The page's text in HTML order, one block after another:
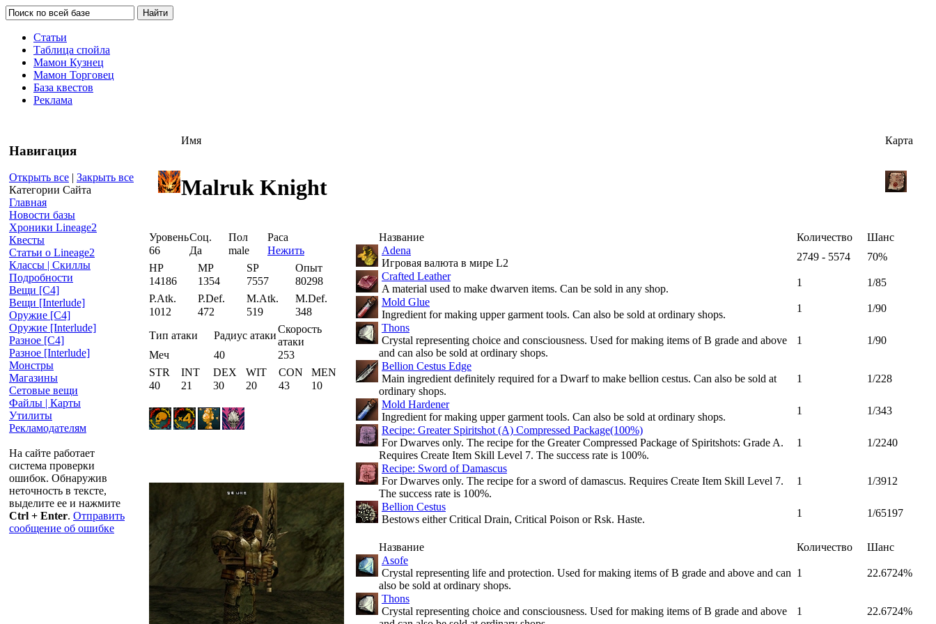
Статьи
Таблица спойла
Мамон Кузнец
Мамон Торговец
База квестов
Реклама
Навигация
Открыть все | Закрыть все
Категории Сайта
Главная
Новости базы
Хроники Lineage2
Квесты
Статьи о Lineage2
Классы | Скиллы
Подробности
Вещи [С4]
Вещи [Interlude]
Оружие [С4]
Оружие [Interlude]
Разное [C4]
Разное [Interlude]
Монстры
Магазины
Сетовые вещи
Файлы | Карты
Утилиты
Рекламодателям
На сайте работает
система проверки
ошибок. Обнаружив
неточность в тексте,
выделите ее и нажмите
Ctrl + Enter. Отправить
сообщение об ошибке
Имя Карта
Malruk Knight
УровеньСоц. Пол
Раса
66
Да male
Нежить
HP
MP SP
Опыт
14186
1354 7557
80298
P.Atk.
P.Def. M.Atk.
M.Def.
1012
472 519
348
Тип атаки
Радиус атаки
Скорость
атаки
Меч
40
253
STR
INT DEX WIT CON
MEN
40
21 30 20 43 10
Название Количество
Шанс
Adena
Игровая валюта в мире L2
2749 - 5574
70%
Crafted Leather
A material used to make dwarven items. Can be sold in any shop.
1
1/85
Mold Glue
Ingredient for making upper garment tools. Can also be sold at ordinary shops.
1
1/90
Thons
Crystal representing choice and consciousness. Used for making items of B grade and above
and can also be sold at ordinary shops.
1 1/90
Bellion Cestus Edge
Main ingredient definitely required for a Dwarf to make bellion cestus. Can also be sold at
ordinary shops.
1 1/228
Mold Hardener
Ingredient for making upper garment tools. Can also be sold at ordinary shops.
1
1/343
Recipe: Greater Spiritshot (A) Compressed Package(100%)
For Dwarves only. The recipe for the Greater Compressed Package of Spiritshots: Grade A.
Requires Create Item Skill Level 7. The success rate is 100%.
1 1/2240
Recipe: Sword of Damascus
For Dwarves only. The recipe for a sword of damascus. Requires Create Item Skill Level 7.
The success rate is 100%.
1 1/3912
Bellion Cestus
Bestows either Critical Drain, Critical Poison or Rsk. Haste.
1 1/65197
Название Количество
Шанс
Asofe
Crystal representing life and protection. Used for making items of B grade and above and can
also be sold at ordinary shops.
1 22.6724%
Thons
Crystal representing choice and consciousness. Used for making items of B grade and above
1 22.6724%